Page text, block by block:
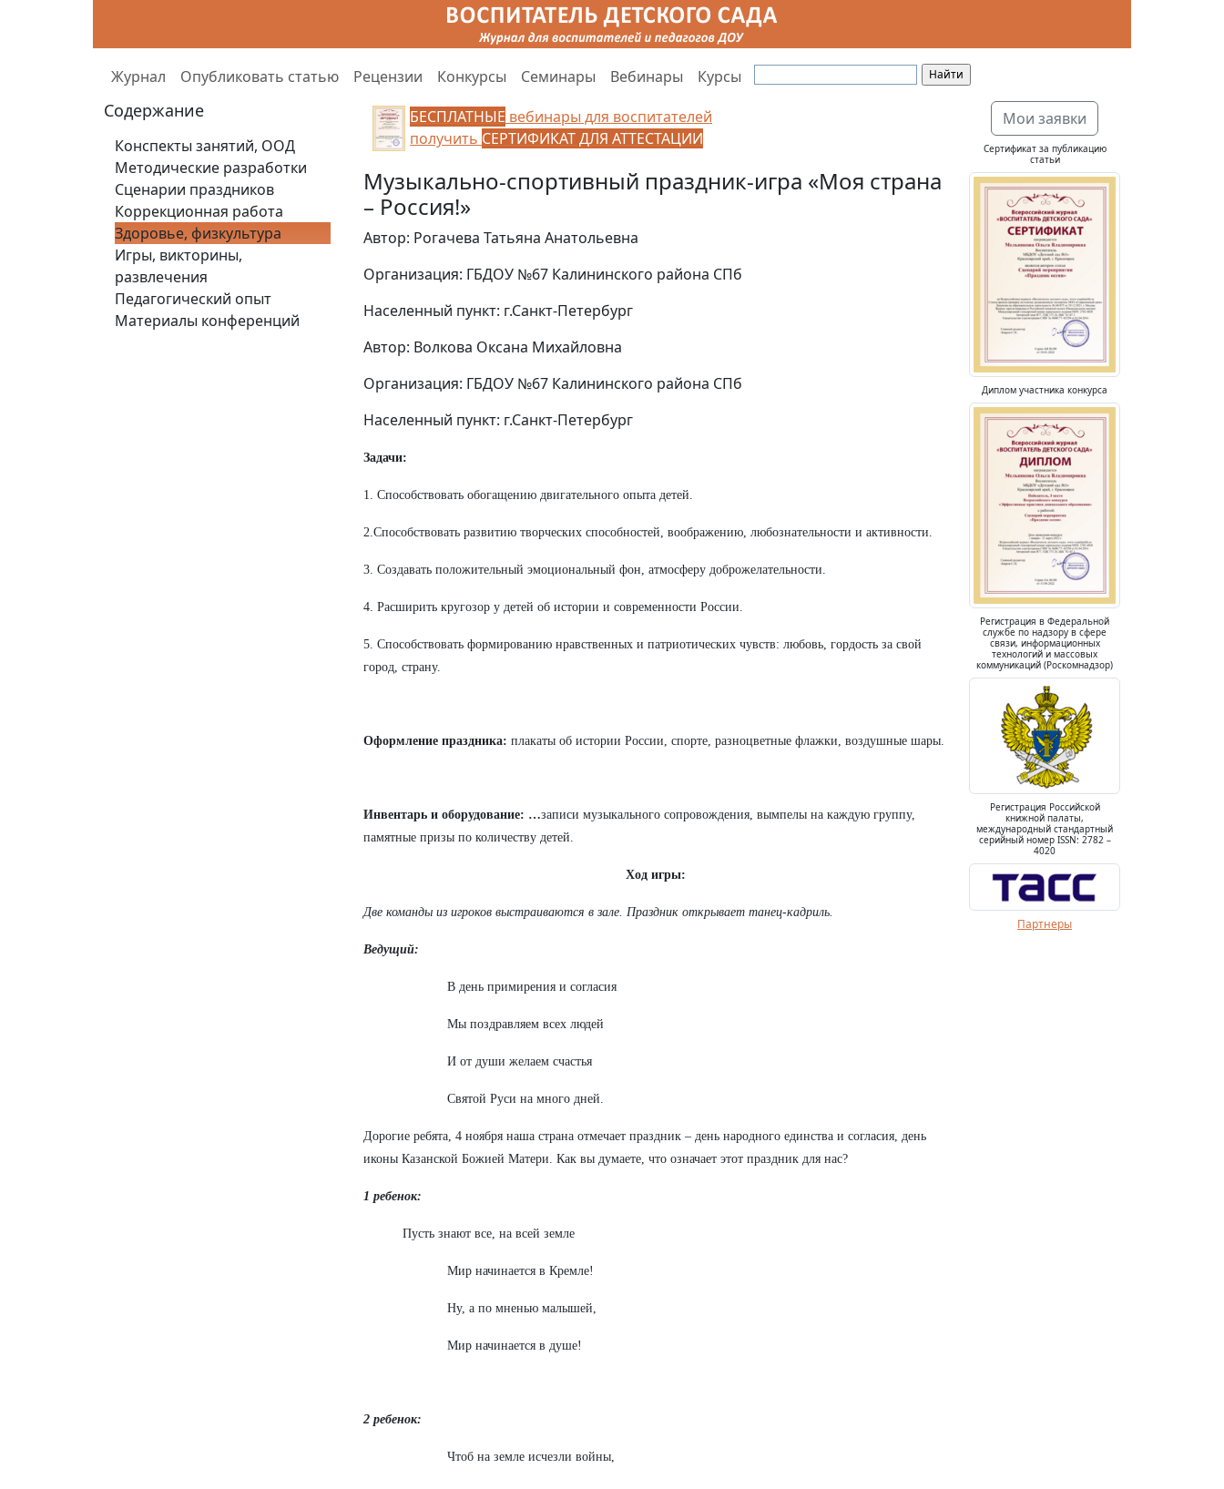
Журнал Опубликовать статью Рецензии Конкурсы Семинары Вебинары Курсы
Содержание
Конспекты занятий, ООД
Методические разработки
Сценарии праздников
Коррекционная работа
Здоровье, физкультура
Игры, викторины,
развлечения
Педагогический опыт
Материалы конференций
БЕСПЛАТНЫЕ вебинары для воспитателей
получить СЕРТИФИКАТ ДЛЯ АТТЕСТАЦИИ
Музыкально-спортивный праздник-игра «Моя страна
– Россия!»
Автор: Рогачева Татьяна Анатольевна
Организация: ГБДОУ №67 Калининского района СПб
Населенный пункт: г.Санкт-Петербург
Автор: Волкова Оксана Михайловна
Организация: ГБДОУ №67 Калининского района СПб
Населенный пункт: г.Санкт-Петербург
Задачи:
1. Способствовать обогащению двигательного опыта детей.
2.Способствовать развитию творческих способностей, воображению, любознательности и активности.
3. Создавать положительный эмоциональный фон, атмосферу доброжелательности.
4. Расширить кругозор у детей об истории и современности России.
5. Способствовать формированию нравственных и патриотических чувств: любовь, гордость за свой
город, страну.
Оформление праздника: плакаты об истории России, спорте, разноцветные флажки, воздушные шары.
Инвентарь и оборудование: …записи музыкального сопровождения, вымпелы на каждую группу,
памятные призы по количеству детей.
Ход игры:
Две команды из игроков выстраиваются в зале. Праздник открывает танец-кадриль.
Ведущий:
В день примирения и согласия
Мы поздравляем всех людей
И от души желаем счастья
Святой Руси на много дней.
Дорогие ребята, 4 ноября наша страна отмечает праздник – день народного единства и согласия, день
иконы Казанской Божией Матери. Как вы думаете, что означает этот праздник для нас?
1 ребенок:
Пусть знают все, на всей земле
Мир начинается в Кремле!
Ну, а по мненью малышей,
Мир начинается в душе!
2 ребенок:
Чтоб на земле исчезли войны,
Мои заявки
Сертификат за публикацию
статьи
Диплом участника конкурса
Регистрация в Федеральной
службе по надзору в сфере
связи, информационных
технологий и массовых
коммуникаций (Роскомнадзор)
Регистрация Российской
книжной палаты,
международный стандартный
серийный номер ISSN: 2782 –
4020
Партнеры